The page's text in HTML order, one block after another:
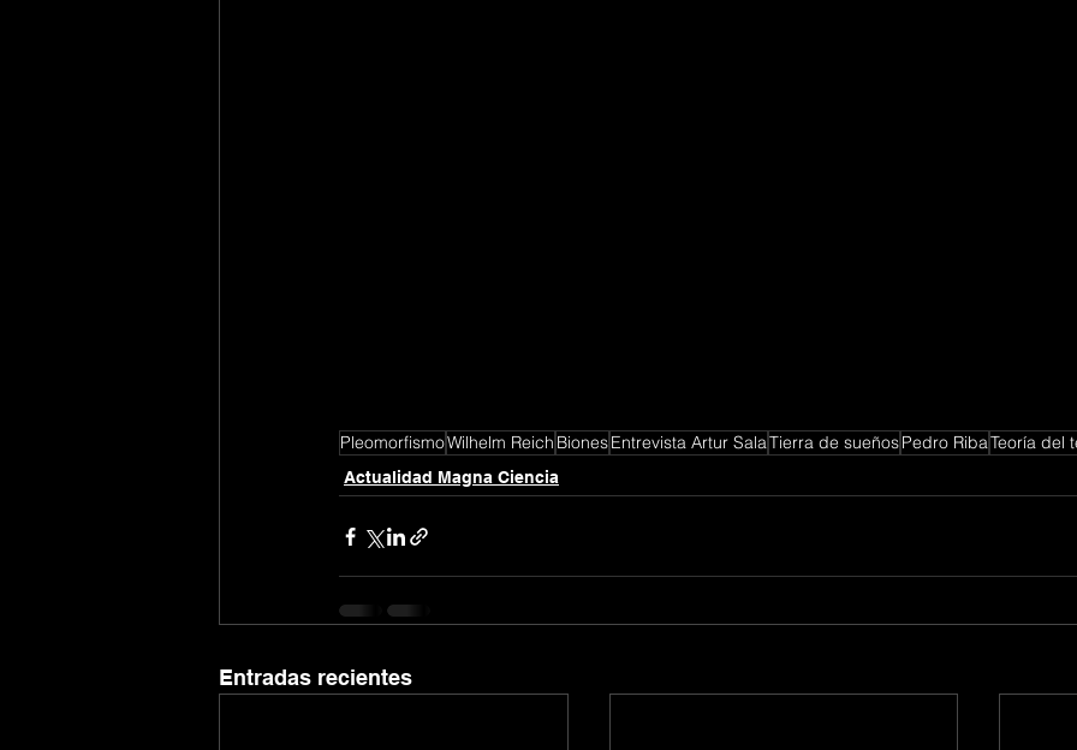
PleomorfismoWilhelm Reich BionesEntrevista Artur SalaTierra de sueñosPedro RibaTeoría del
Actualidad Magna Ciencia
Entradas recientes